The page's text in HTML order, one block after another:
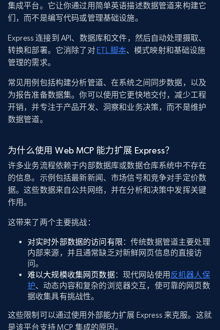
集成平台。它让你通过用简单英语描述数据管道来构建它
们，而不是编写代码或管理基础设施。
Express 连接到 API、数据库和文件，然后自动处理摄取、
转换和部署。它消除了对ETL 脚本、模式映射和基础设施
管理的需求。
常见用例包括构建分析管道、在系统之间同步数据，以及
为报告准备数据集。你可以使用它更快地交付，减少工程
开销，并专注于产品开发、洞察和业务决策，而不是维护
数据管道。
为什么使用 Web MCP 能力扩展 Express？
许多业务流程依赖于内部数据库或数据仓库系统中不存在
的信息。示例包括最新新闻、市场信号和竞争对手定价数
据。这些数据来自公共网络，并在分析和决策中发挥关键
作用。
这带来了两个主要挑战：
对实时外部数据的访问有限 ：传统数据管道主要处理
内部来源，并且通常缺乏对新鲜网页信息的直接访
问。
难以大规模收集网页数据：现代网站使用 反机器人保
护、动态内容和复杂的浏览器交互，使可靠的网页数
据收集具有挑战性。
这些限制可以通过使用外部能力扩展 Express 来克服。这就
是该平台支持 MCP 集成的原因。